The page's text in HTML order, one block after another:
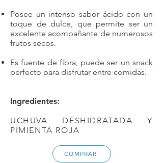
Posee un intenso sabor ácido con un
toque de dulce, que permite ser un
excelente acompañante de numerosos
frutos secos.
Es fuente de fibra, puede ser un snack
perfecto para disfrutar entre comidas.
Ingredientes:
UCHUVA DESHIDRATADA Y
PIMIENTA ROJA
COMPRAR